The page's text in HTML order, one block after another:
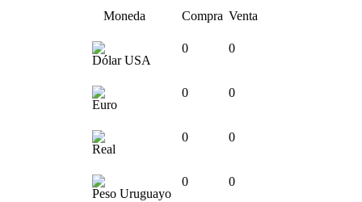
Moneda Compra Venta
Dólar USA
0 0
Euro
0 0
Real
0 0
Peso Uruguayo
0 0